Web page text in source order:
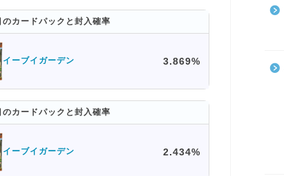
のカードパックと封入確率
イーブイガーデン 3.869%
のカードパックと封入確率
イーブイガーデン 2.434%